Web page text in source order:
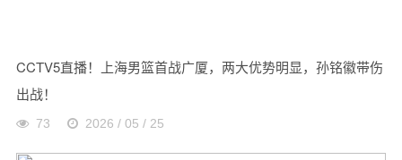
CCTV5直播！上海男篮首战广厦，两大优势明显，孙铭徽带伤
出战！
73 2026 / 05 / 25